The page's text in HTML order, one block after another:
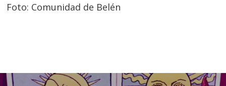
Foto: Comunidad de Belén